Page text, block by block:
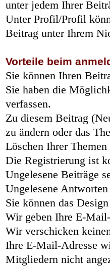
unter jedem Ihrer
Unter Profil/Profil
Beitrag unter Ihrem
Vorteile beim
Sie können Ihren
Sie haben die
verfassen.
Zu diesem Beitrag
zu ändern oder das
Löschen Ihrer
Die Registrierung ist
Ungelesene Beiträge
Ungelesene
Sie können das
Wir geben Ihre E-
Wir verschicken
Ihre E-Mail-Adresse
Mitgliedern nicht